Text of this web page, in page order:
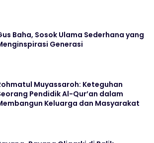
Baha, Sosok Ulama Sederhana yang
Generasi
Muyassaroh: Keteguhan
Pendidik Al-Qur’an dalam
Keluarga dan Masyarakat